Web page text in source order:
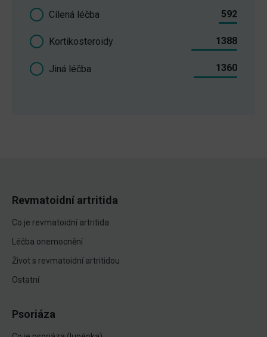
Cílená léčba 592
Kortikosteroidy 1388
Jiná léčba 1360
Revmatoidní artritida
Co je revmatoidní artritida
Léčba onemocnění
Život s revmatoidní artritidou
Ostatní
Psoriáza